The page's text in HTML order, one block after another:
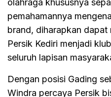
pemahamannya
brand, diharapkan dapat
Persik Kediri menjadi
seluruh lapisan
Dengan posisi Gading
Windra percaya Persik